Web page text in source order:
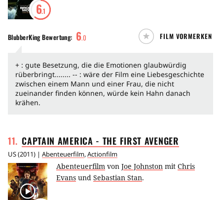
6.1
BlubberKingBewertung: 6.0 FILM VORMERKEN
+ : gute Besetzung, die die Emotionen glaubwürdig
rüberbringt........ -- : wäre der Film eine Liebesgeschichte
zwischen einem Mann und einer Frau, die nicht
zueinander finden können, würde kein Hahn danach
krähen.
11. CAPTAIN AMERICA - THE FIRST AVENGER
US(2011) | Abenteuerfilm,Actionfilm
Abenteuerfilm von Joe Johnston mit Chris
Evans und Sebastian Stan.